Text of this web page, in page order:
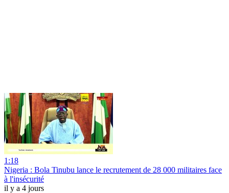
1:18
Nigeria : Bola Tinubu lance le recrutement de 28 000 militaires face
à l'insécurité
il y a 4 jours